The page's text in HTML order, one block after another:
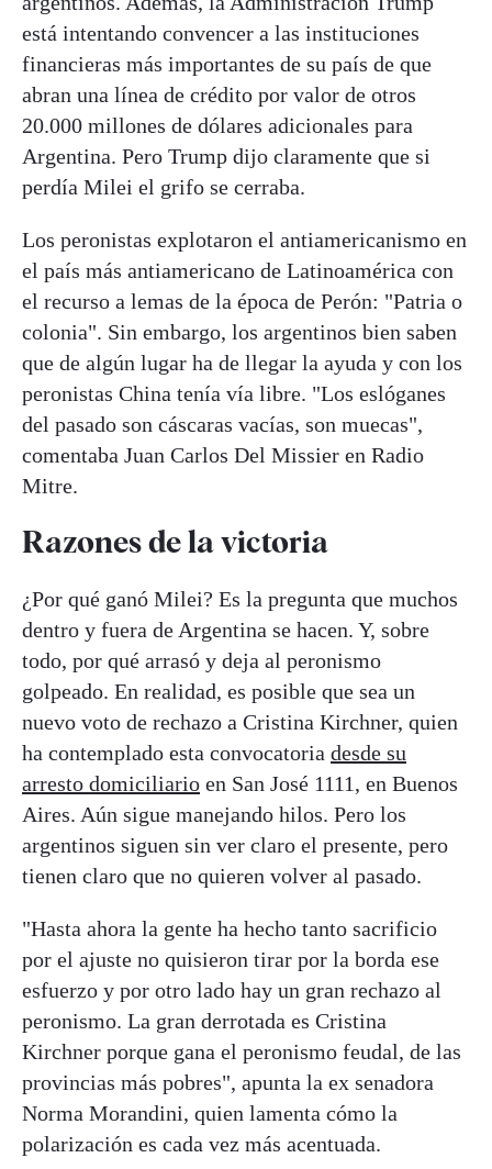
está intentando convencer a las instituciones
financieras más importantes de su país de que
abran una línea de crédito por valor de otros
20.000 millones de dólares adicionales para
Argentina. Pero Trump dijo claramente que si
perdía Milei el grifo se cerraba.
Los peronistas explotaron el antiamericanismo en
el país más antiamericano de Latinoamérica con
el recurso a lemas de la época de Perón: "Patria o
colonia". Sin embargo, los argentinos bien saben
que de algún lugar ha de llegar la ayuda y con los
peronistas China tenía vía libre. "Los eslóganes
del pasado son cáscaras vacías, son muecas",
comentaba Juan Carlos Del Missier en Radio
Mitre.
Razones de la victoria
¿Por qué ganó Milei? Es la pregunta que muchos
dentro y fuera de Argentina se hacen. Y, sobre
todo, por qué arrasó y deja al peronismo
golpeado. En realidad, es posible que sea un
nuevo voto de rechazo a Cristina Kirchner, quien
ha contemplado esta convocatoria desde su
arresto domiciliario en San José 1111, en Buenos
Aires. Aún sigue manejando hilos. Pero los
argentinos siguen sin ver claro el presente, pero
tienen claro que no quieren volver al pasado.
"Hasta ahora la gente ha hecho tanto sacrificio
por el ajuste no quisieron tirar por la borda ese
esfuerzo y por otro lado hay un gran rechazo al
peronismo. La gran derrotada es Cristina
Kirchner porque gana el peronismo feudal, de las
provincias más pobres", apunta la ex senadora
Norma Morandini, quien lamenta cómo la
polarización es cada vez más acentuada.